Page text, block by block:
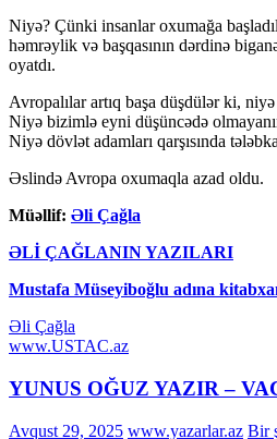
Niyə? Çünki insanlar oxumağa
həmrəylik və başqasının dərdinə
oyatdı.
Avropalılar artıq başa düşdülər ki,
Niyə bizimlə eyni düşüncədə
Niyə dövlət adamları qarşısında
Əslində Avropa oxumaqla azad oldu.
Müəllif: Əli Çağla
ƏLİ ÇAĞLANIN YAZILARI
Mustafa Müseyiboğlu adına
Əli Çağla
www.USTAC.az
YUNUS OĞUZ YAZIR –
Avqust 29, 2025 www.yazarlar.az Bir